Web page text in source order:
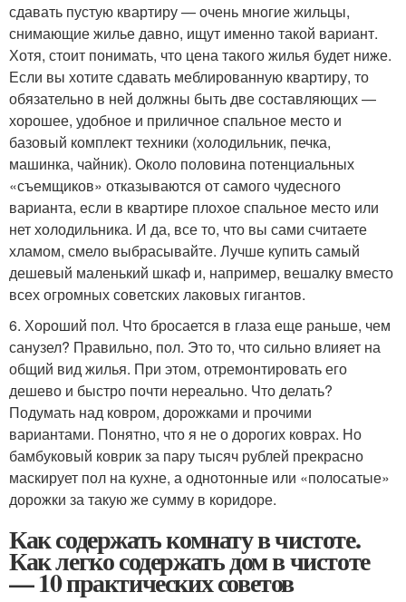
сдавать пустую квартиру — очень многие жильцы,
снимающие жилье давно, ищут именно такой вариант.
Хотя, стоит понимать, что цена такого жилья будет ниже.
Если вы хотите сдавать меблированную квартиру, то
обязательно в ней должны быть две составляющих —
хорошее, удобное и приличное спальное место и
базовый комплект техники (холодильник, печка,
машинка, чайник). Около половина потенциальных
«съемщиков» отказываются от самого чудесного
варианта, если в квартире плохое спальное место или
нет холодильника. И да, все то, что вы сами считаете
хламом, смело выбрасывайте. Лучше купить самый
дешевый маленький шкаф и, например, вешалку вместо
всех огромных советских лаковых гигантов.
6. Хороший пол. Что бросается в глаза еще раньше, чем
санузел? Правильно, пол. Это то, что сильно влияет на
общий вид жилья. При этом, отремонтировать его
дешево и быстро почти нереально. Что делать?
Подумать над ковром, дорожками и прочими
вариантами. Понятно, что я не о дорогих коврах. Но
бамбуковый коврик за пару тысяч рублей прекрасно
маскирует пол на кухне, а однотонные или «полосатые»
дорожки за такую же сумму в коридоре.
Как содержать комнату в чистоте.
Как легко содержать дом в чистоте
— 10 практических советов